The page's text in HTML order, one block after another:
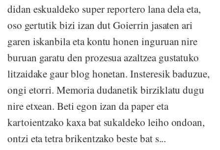
didan eskualdeko super reportero lana dela eta,
oso gertutik bizi izan dut Goierrin jasaten ari
garen iskanbila eta kontu honen inguruan nire
buruan garatu den prozesua azaltzea gustatuko
litzaidake gaur blog honetan. Insteresik baduzue,
ongi etorri. Memoria dudanetik birziklatu dugu
nire etxean. Beti egon izan da paper eta
kartoientzako kaxa bat sukaldeko leiho ondoan,
ontzi eta tetra brikentzako beste bat s...